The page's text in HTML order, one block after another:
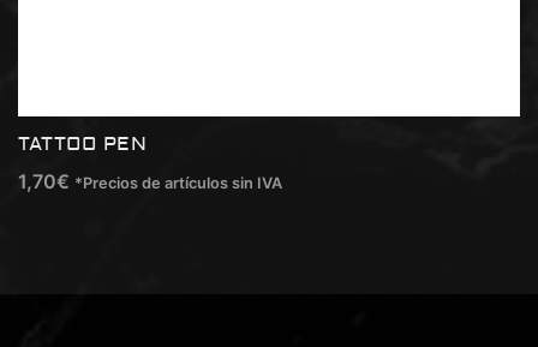
TATTOO PEN
1,70€ *Precios de artículos sin IVA